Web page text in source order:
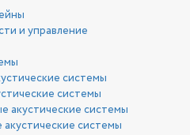
и управление
системы
системы
акустические системы
системы